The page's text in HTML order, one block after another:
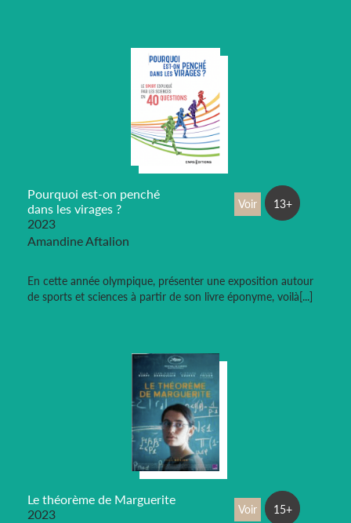
Pourquoi est-on penché
dans les virages ?
2023
Amandine Aftalion
En cette année olympique, présenter une exposition autour
de sports et sciences à partir de son livre éponyme, voilà[...]
Voir 13+
Le théorème de Marguerite
2023
Voir 15+